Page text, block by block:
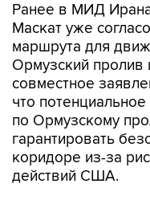
Ранее в МИД
Маскат уже
маршрута для
Ормузский пролив
совместное
что
по Ормузскому
гарантировать
коридоре из-за
действий США.